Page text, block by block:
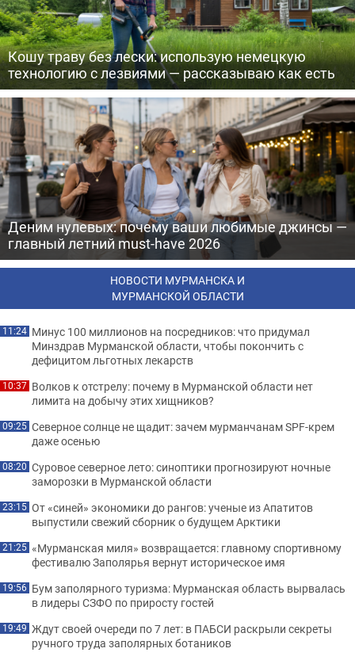
Кошу траву без лески: использую немецкую
технологию с лезвиями — рассказываю как есть
Деним нулевых: почему ваши любимые джинсы —
главный летний must-have 2026
НОВОСТИ МУРМАНСКА И
МУРМАНСКОЙ ОБЛАСТИ
11:24 Минус 100 миллионов на посредников: что придумал
Минздрав Мурманской области, чтобы покончить с
дефицитом льготных лекарств
10:37 Волков к отстрелу: почему в Мурманской области нет
лимита на добычу этих хищников?
09:25 Северное солнце не щадит: зачем мурманчанам SPF-крем
даже осенью
08:20 Суровое северное лето: синоптики прогнозируют ночные
заморозки в Мурманской области
23:15 От «синей» экономики до рангов: ученые из Апатитов
выпустили свежий сборник о будущем Арктики
21:25 «Мурманская миля» возвращается: главному спортивному
фестивалю Заполярья вернут историческое имя
19:56 Бум заполярного туризма: Мурманская область вырвалась
в лидеры СЗФО по приросту гостей
19:49 Ждут своей очереди по 7 лет: в ПАБСИ раскрыли секреты
ручного труда заполярных ботаников